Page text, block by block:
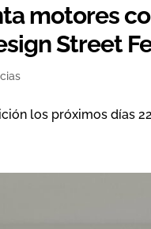
motores
Street
los próximos días